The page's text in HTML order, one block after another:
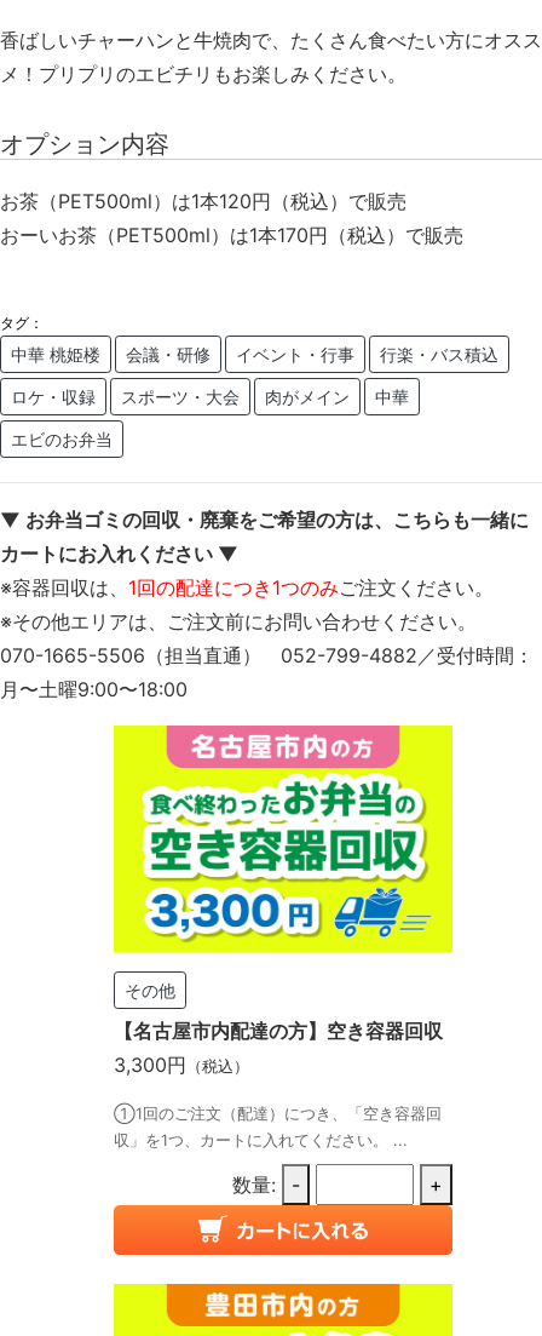
香ばしいチャーハンと牛焼肉で、たくさん食べたい方にオスス
メ！プリプリのエビチリもお楽しみください。
オプション内容
お茶（PET500ml）は1本120円（税込）で販売
おーいお茶（PET500ml）は1本170円（税込）で販売
タグ：
中華 桃姫楼 会議・研修 イベント・行事 行楽・バス積込
ロケ・収録 スポーツ・大会 肉がメイン 中華
エビのお弁当
▼ お弁当ゴミの回収・廃棄をご希望の方は、こちらも一緒に
カートにお入れください ▼
※容器回収は、 1回の配達につき1つのみご注文ください。
※その他エリアは、ご注文前にお問い合わせください。
070-1665-5506（担当直通） 052-799-4882／受付時間：
月〜土曜9:00〜18:00
その他
【名古屋市内配達の方】空き容器回収
3,300円 （税込）
①1回のご注文（配達）につき、「空き容器回
収」を1つ、カートに入れてください。 ...
数量: - +